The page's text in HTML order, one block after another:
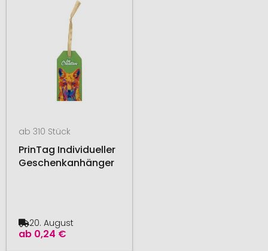
ab 310 Stück
PrinTag Individueller
Geschenkanhänger
ab 0,24 €
20. August